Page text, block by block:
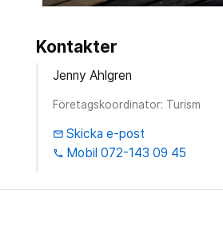
Kontakter
Jenny Ahlgren
Företagskoordinator: Turism
email Skicka e-post
phone Mobil 072-143 09 45